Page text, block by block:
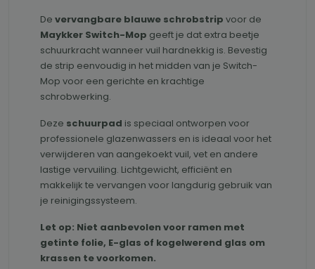
De vervangbare blauwe schrobstrip voor de
Maykker Switch-Mop geeft je dat extra beetje
schuurkracht wanneer vuil hardnekkig is. Bevestig
de strip eenvoudig in het midden van je Switch-
Mop voor een gerichte en krachtige
schrobwerking.
Deze schuurpad is speciaal ontworpen voor
professionele glazenwassers en is ideaal voor het
verwijderen van aangekoekt vuil, vet en andere
lastige vervuiling. Lichtgewicht, efficiënt en
makkelijk te vervangen voor langdurig gebruik van
je reinigingssysteem.
Let op: Niet aanbevolen voor ramen met
getinte folie, E-glas of kogelwerend glas om
krassen te voorkomen.